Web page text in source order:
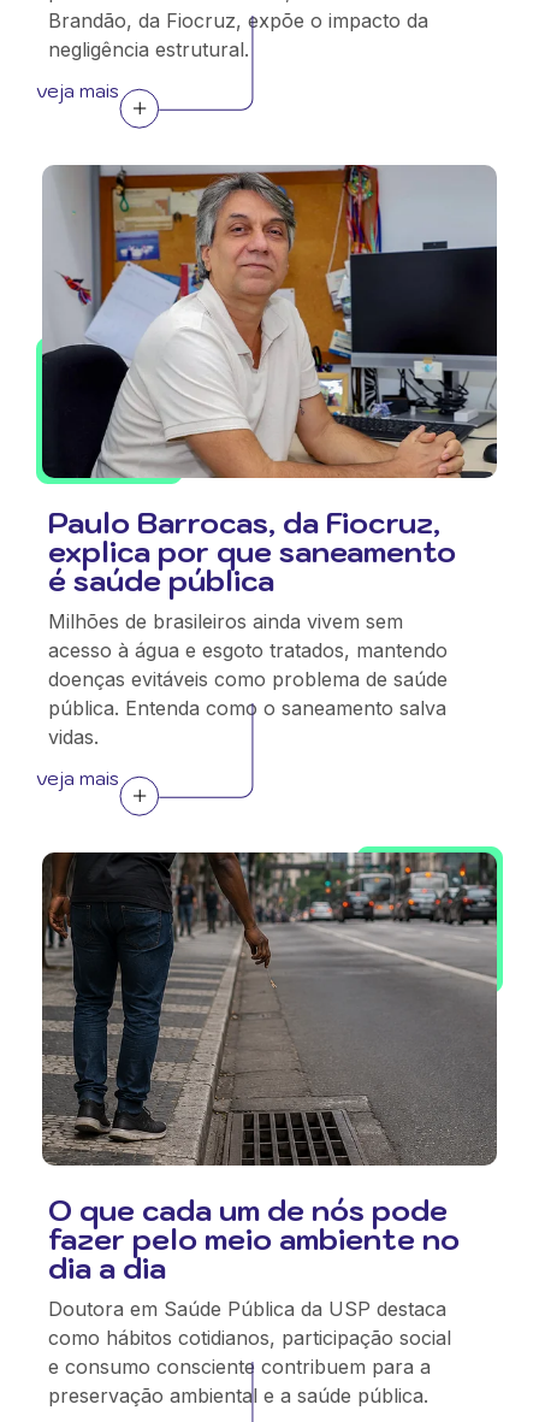
Brandão, da Fiocruz, expõe o impacto da
negligência estrutural.
veja mais
Paulo Barrocas, da Fiocruz,
explica por que saneamento
é saúde pública
Milhões de brasileiros ainda vivem sem
acesso à água e esgoto tratados, mantendo
doenças evitáveis como problema de saúde
pública. Entenda como o saneamento salva
vidas.
veja mais
O que cada um de nós pode
fazer pelo meio ambiente no
dia a dia
Doutora em Saúde Pública da USP destaca
como hábitos cotidianos, participação social
e consumo consciente contribuem para a
preservação ambiental e a saúde pública.